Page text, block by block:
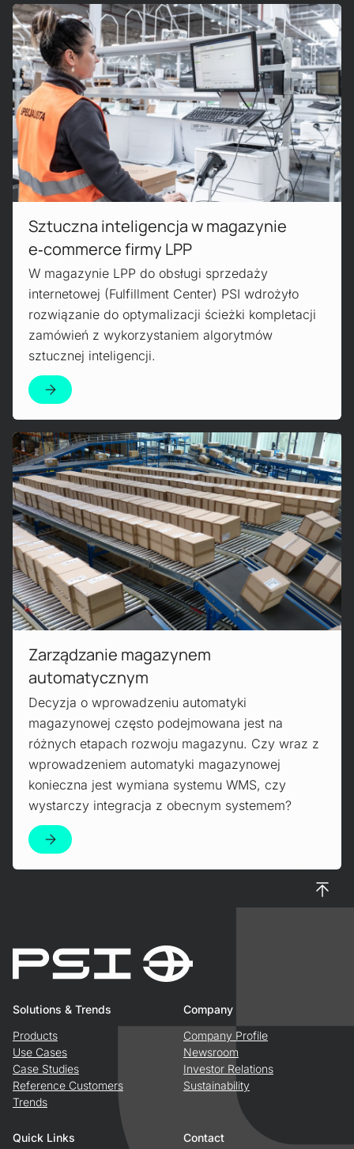
Sztuczna inteligencja w magazynie
e‑commerce firmy LPP
W magazynie LPP do obsługi sprzedaży
internetowej (Fulfillment Center) PSI wdrożyło
rozwiązanie do optymalizacji ścieżki kompletacji
zamówień z wykorzystaniem algorytmów
sztucznej inteligencji.
Read more!
Zarządzanie magazynem
automatycznym
Decyzja o wprowadzeniu automatyki
magazynowej często podejmowana jest na
różnych etapach rozwoju magazynu. Czy wraz z
wprowadzeniem automatyki magazynowej
konieczna jest wymiana systemu WMS, czy
wystarczy integracja z obecnym systemem?
Read more!
Solutions & Trends
Products
Use Cases
Case Studies
Reference Customers
Trends
Company
Company Profile
Newsroom
Investor Relations
Sustainability
Quick Links Contact
To top